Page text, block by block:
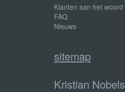
Klanten aan het woord
FAQ
Nieuws
sitemap
Kristian Nobels